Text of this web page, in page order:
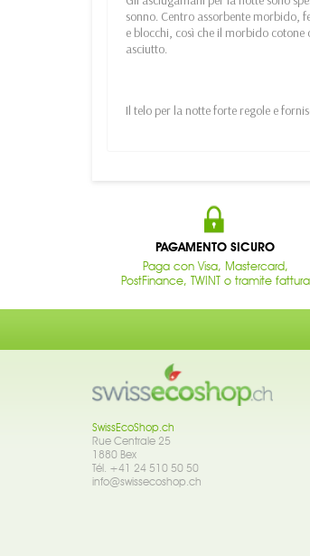
sonno. Centro assorbente morbido,
e blocchi, così che il morbido
asciutto.
Il telo per la notte forte regole e
PAGAMENTO SICURO
Paga con Visa, Mastercard,
PostFinance, TWINT o tramite fattura
SwissEcoShop.ch
Rue Centrale 25
1880 Bex
Tél. +41 24 510 50 50
info@swissecoshop.ch